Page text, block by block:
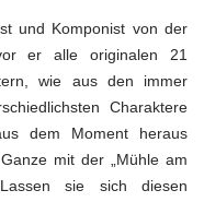
und Komponist von der
er alle originalen 21
wie aus den immer
Charaktere
dem Moment heraus
mit der „Mühle am
sie sich diesen